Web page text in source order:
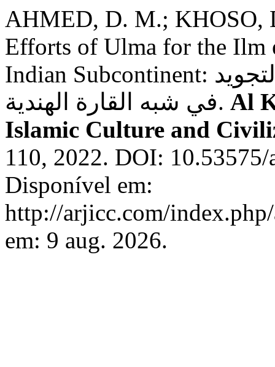
AHMED, D. M.;
Efforts of Ulma for the Ilm
Indian Subcontinent: جهود العلمآء لعلم القراءات والتجويد
في شبه القارة الهندية. Al
Islamic Culture and
110, 2022. DOI:
Disponível em:
http://arjicc.com/
em: 9 aug. 2026.